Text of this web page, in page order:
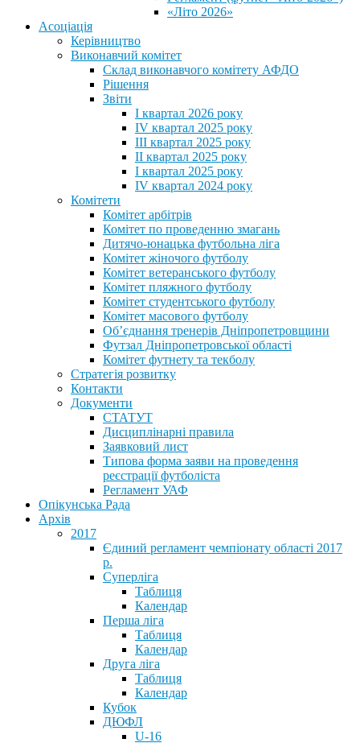
«Літо 2026»
Асоціація
Керівництво
Виконавчий комітет
Склад виконавчого комітету АФДО
Рішення
Звіти
I квартал 2026 року
IV квартал 2025 року
III квартал 2025 року
II квартал 2025 року
I квартал 2025 року
IV квартал 2024 року
Комітети
Комітет арбітрів
Комітет по проведенню змагань
Дитячо-юнацька футбольна ліга
Комітет жіночого футболу
Комітет ветеранського футболу
Комітет пляжного футболу
Комітет студентського футболу
Комітет масового футболу
Обʼєднання тренерів Дніпропетровщини
Футзал Дніпропетровської області
Комітет футнету та текболу
Стратегія розвитку
Контакти
Документи
СТАТУТ
Дисциплінарні правила
Заявковий лист
Типова форма заяви на проведення
реєстрації футболіста
Регламент УАФ
Опікунська Рада
Архів
2017
Єдиний регламент чемпіонату області 2017
р.
Суперліга
Таблиця
Календар
Перша ліга
Таблиця
Календар
Друга ліга
Таблиця
Календар
Кубок
ДЮФЛ
U-16